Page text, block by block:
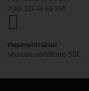
(+39) 333 24 59 156
Pagamenti sicuri
sito con certificato SSL